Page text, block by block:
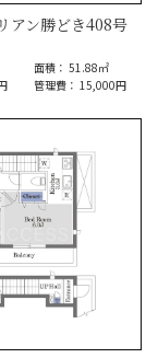
アン勝どき408号
面積： 51.88㎡
管理費： 15,000円